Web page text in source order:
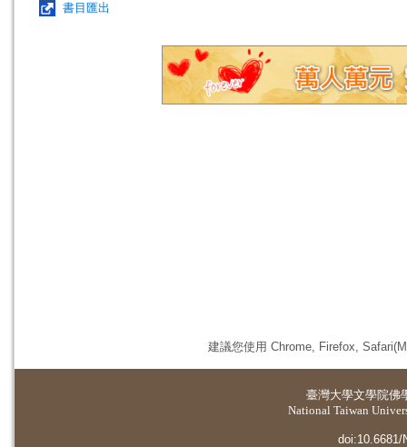
書目匯出
建議您使用 Chrome, Firefox,
臺灣大學文學院佛
National Taiwan
doi:10.6681/